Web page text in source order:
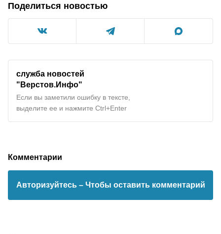
Поделиться новостью
служба новостей
"Верстов.Инфо"
Если вы заметили ошибку в тексте,
выделите ее и нажмите Ctrl+Enter
Комментарии
Авторизуйтесь – Чтобы оставить комментарий